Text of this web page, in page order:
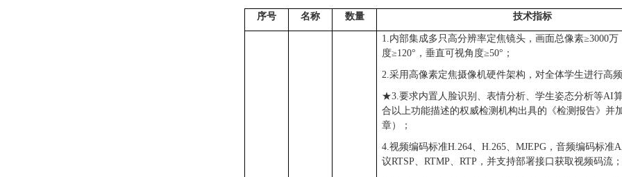
序号 名称 数量 技术指标
1.内部集成多只高分辨率定焦镜头，画面总像素≥3000万
度≥120°，垂直可视角度≥50°；
2.采用高像素定焦摄像机硬件架构，对全体学生进行高
★3.要求内置人脸识别、表情分析、学生姿态分析等AI
合以上功能描述的权威检测机构出具的《检测报告》并
章）；
4.视频编码标准H.264、H.265、MJEPG，音频编码标准
议RTSP、RTMP、RTP，并支持部署接口获取视频码流；